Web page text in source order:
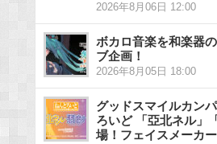
2026年8月06日 12:00
ボカロ音楽を和楽器
ブ企画！
2026年8月05日 18:00
グッドスマイルカン
ろいど 「亞北ネル」
場！フェイスメーカ